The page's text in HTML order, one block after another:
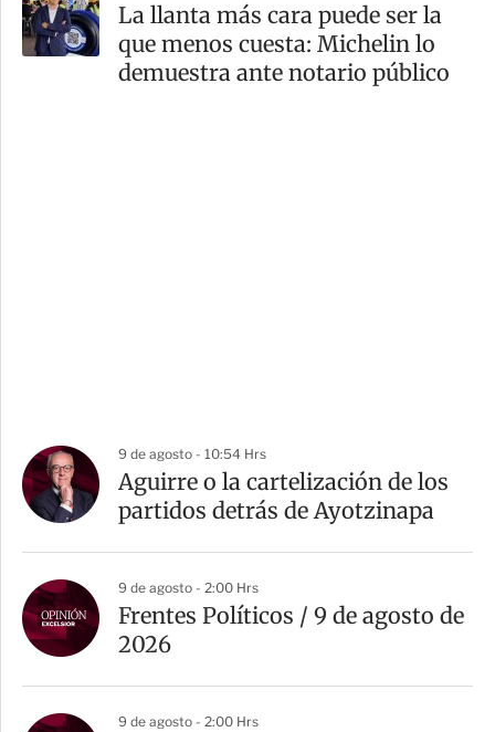
La llanta más cara puede ser la
que menos cuesta: Michelin lo
demuestra ante notario público
9 de agosto - 10:54 Hrs
Aguirre o la cartelización de los
partidos detrás de Ayotzinapa
9 de agosto - 2:00 Hrs
Frentes Políticos / 9 de agosto de
2026
9 de agosto - 2:00 Hrs